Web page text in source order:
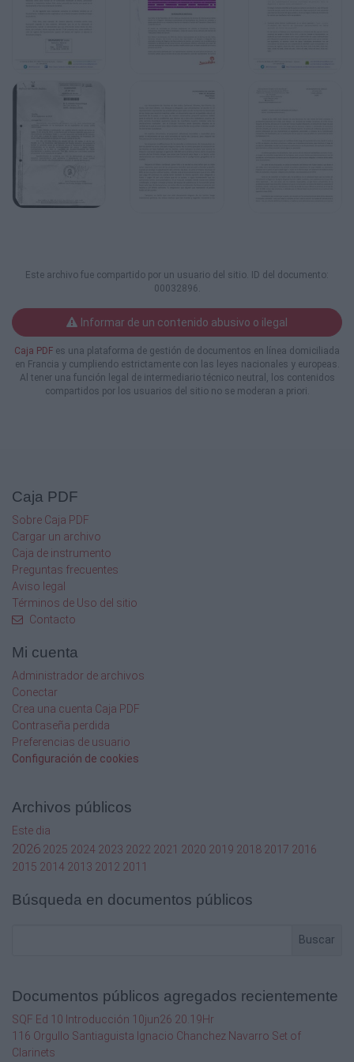
Este archivo fue compartido por un usuario del sitio. ID del documento:
00032896.
Informar de un contenido abusivo o ilegal
Caja PDF es una plataforma de gestión de documentos en línea domiciliada
en Francia y cumpliendo estrictamente con las leyes nacionales y europeas.
Al tener una función legal de intermediario técnico neutral, los contenidos
compartidos por los usuarios del sitio no se moderan a priori.
Caja PDF
Sobre Caja PDF
Cargar un archivo
Caja de instrumento
Preguntas frecuentes
Aviso legal
Términos de Uso del sitio
Contacto
Mi cuenta
Administrador de archivos
Conectar
Crea una cuenta Caja PDF
Contraseña perdida
Preferencias de usuario
Configuración de cookies
Archivos públicos
Este dia
2026 2025 2024 2023 2022 2021 2020 2019 2018 2017 2016
2015 2014 2013 2012 2011
Búsqueda en documentos públicos
Buscar
Documentos públicos agregados recientemente
SQF Ed 10 Introducción 10jun26 20.19Hr
116 Orgullo Santiaguista Ignacio Chanchez Navarro Set of
Clarinets